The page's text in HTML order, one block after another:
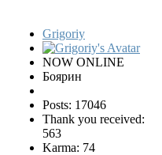
Grigoriy
NOW ONLINE
Боярин
Posts: 17046
Thank you received:
563
Karma: 74